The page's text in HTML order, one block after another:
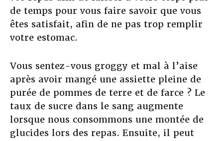
de temps pour vous faire savoir que vous
êtes satisfait, afin de ne pas trop remplir
votre estomac.
Vous sentez-vous groggy et mal à l’aise
après avoir mangé une assiette pleine de
purée de pommes de terre et de farce ? Le
taux de sucre dans le sang augmente
lorsque nous consommons une montée de
glucides lors des repas. Ensuite, il peut